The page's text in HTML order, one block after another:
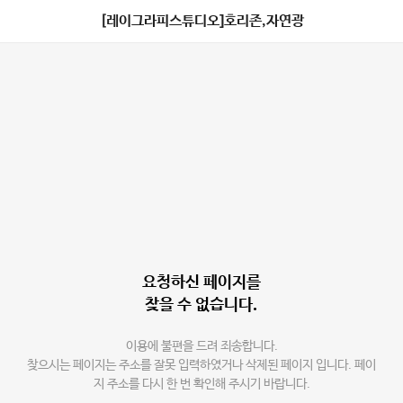
[레이그라피스튜디오]호리존,자연광
요청하신 페이지를
찾을 수 없습니다.
이용에 불편을 드려 죄송합니다.
찾으시는 페이지는 주소를 잘못 입력하였거나 삭제된 페이지 입니다. 페이
지 주소를 다시 한 번 확인해 주시기 바랍니다.